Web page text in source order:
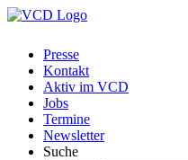
Presse
Kontakt
Aktiv im VCD
Jobs
Termine
Newsletter
Suche